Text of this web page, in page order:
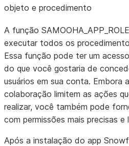
objeto e procedimento
A função
executar todos os
Essa função pode ter um
do que você gostaria de
usuários em sua conta. Embora
colaboração limitem as ações
realizar, você também pode
com permissões mais precisas e
Após a instalação do app